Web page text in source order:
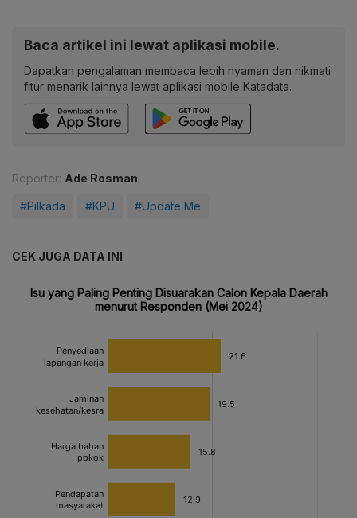
Baca artikel ini lewat aplikasi mobile.
Dapatkan pengalaman membaca lebih nyaman dan nikmati
fitur menarik lainnya lewat aplikasi mobile Katadata.
Reporter: Ade Rosman
#Pilkada #KPU #Update Me
CEK JUGA DATA INI